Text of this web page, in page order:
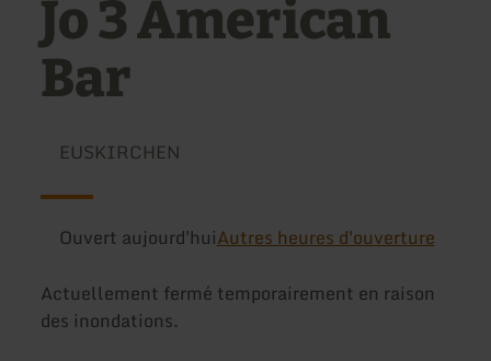
Jo 3 American
Bar
EUSKIRCHEN
Ouvert aujourd'huiAutres heures d'ouverture
Actuellement fermé temporairement en raison
des inondations.